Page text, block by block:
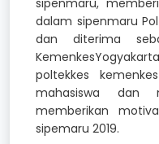
dalam sipenmaru
dan diterima
poltekkes
mahasiswa dan
memberikan
sipemaru 2019.